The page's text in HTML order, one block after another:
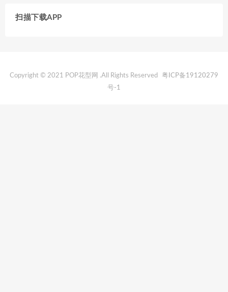
扫描下载APP
Copyright © 2021 POP花型网 .All Rights Reserved
粤ICP备19120279
号-1